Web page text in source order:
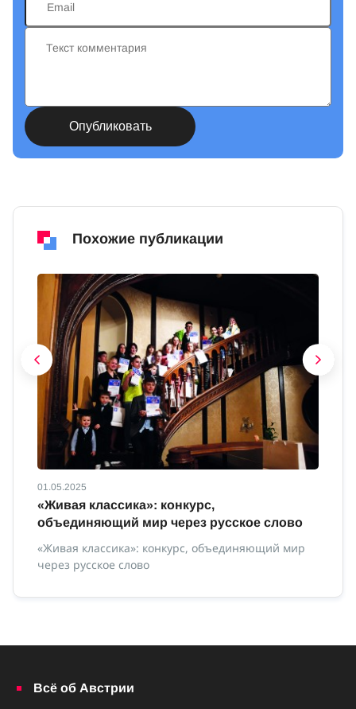
Похожие публикации
01.05.2025
«Живая классика»: конкурс,
объединяющий мир через русское слово
«Живая классика»: конкурс, объединяющий мир
через русское слово
Всё об Австрии